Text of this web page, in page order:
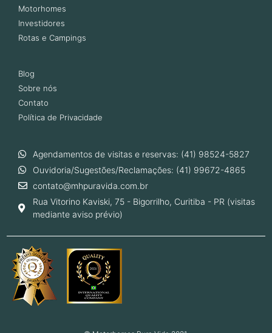
Motorhomes
Investidores
Rotas e Campings
Blog
Sobre nós
Contato
Política de Privacidade
Agendamentos de visitas e reservas: (41) 98524-5827
Ouvidoria/Sugestões/Reclamações: (41) 99672-4865
contato@mhpuravida.com.br
Rua Vitorino Kaviski, 75 - Bigorrilho, Curitiba - PR (visitas
mediante aviso prévio)